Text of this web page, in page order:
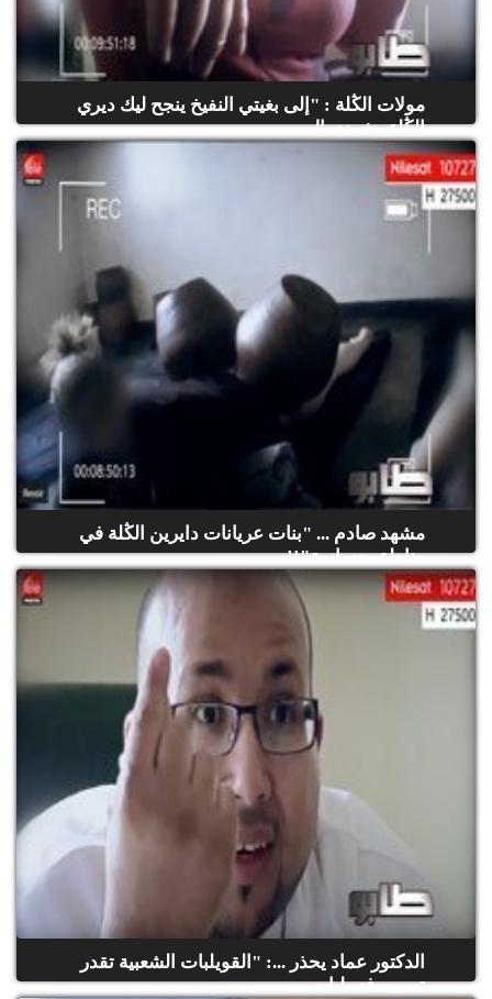
مولات الڭلة : "إلى بغيتي النفيخ ينجح ليك ديري
الڭلة وخودي ال...
مشهد صادم ... "بنات عريانات دايرين الڭلة في
مناطق حساسة"!!
الدكتور عماد يحذر ...: "القويلبات الشعبية تقدر
تسبب فعمليات...